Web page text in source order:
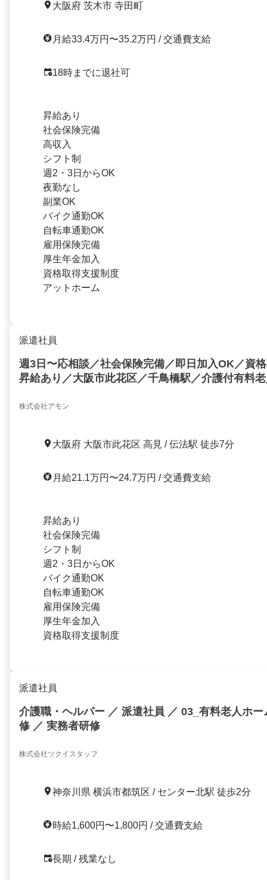
大阪府 茨木市 寺田町
月給33.4万円〜35.2万円 / 交通費支給
18時までに退社可
昇給あり
社会保険完備
高収入
シフト制
週2・3日からOK
夜勤なし
副業OK
バイク通勤OK
自転車通勤OK
雇用保険完備
厚生年金加入
資格取得支援制度
アットホーム
派遣社員
週3日〜応相談／社会保険完備／即日加入OK／資
昇給あり／大阪市此花区／千鳥橋駅／介護付有料
支援あり／昇給あり／大阪市此花区／千鳥橋駅／
株式会社アモン
大阪府 大阪市此花区 高見 / 伝法駅 徒歩7分
月給21.1万円〜24.7万円 / 交通費支給
昇給あり
社会保険完備
シフト制
週2・3日からOK
バイク通勤OK
自転車通勤OK
雇用保険完備
厚生年金加入
資格取得支援制度
派遣社員
介護職・ヘルパー ／ 派遣社員 ／ 03_有料老人ホー
修 ／ 実務者研修
株式会社ツクイスタッフ
神奈川県 横浜市都筑区 / センター北駅 徒歩2分
時給1,600円〜1,800円 / 交通費支給
長期 / 残業なし